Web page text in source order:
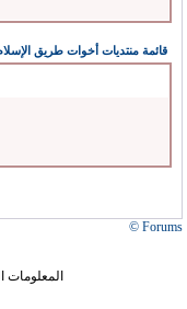
قائمة منتديات أخوات طريق
Forums ©
المعلومات